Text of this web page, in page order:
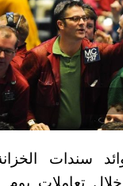
سندات
تعاملات يوم